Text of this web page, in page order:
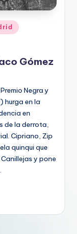
Gómez
Negra y
hurga en la
en
de la derrota,
Cipriano, Zip
quinqui que
y pone